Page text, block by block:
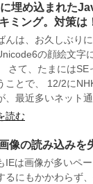
埋め込まれた
ミング。対策は
んは、お久しぶり
の顔絵文字
さて、たまには
ことで、 12/2に
、最近多いネット
読む
像の読み込みを
IEは画像が多いペ
るにもかかわらず